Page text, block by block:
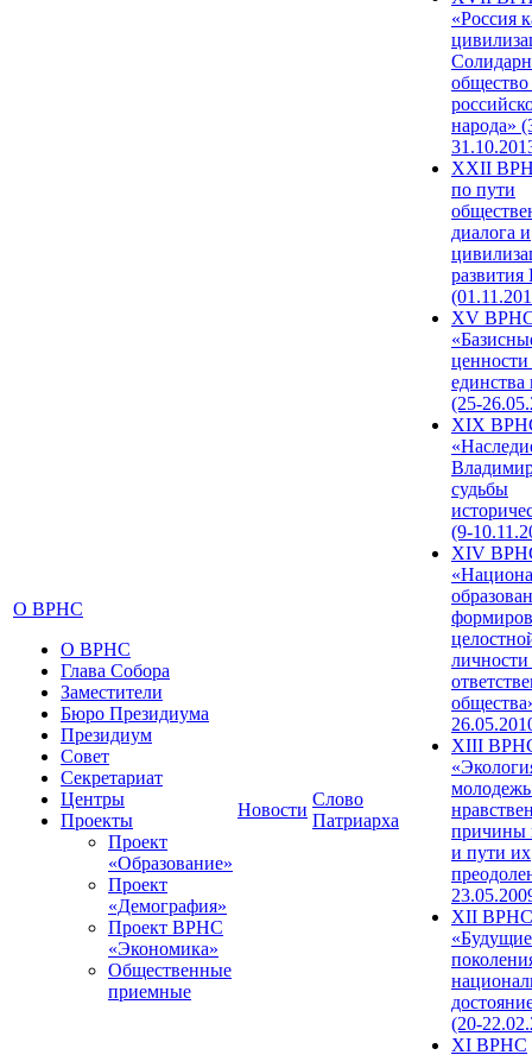
О ВРНС
О ВРНС
Глава Собора
Заместители
Бюро Президиума
Президиум
Совет
Секретариат
Центры
Проекты
Проект
«Образование»
Проект
«Демография»
Проект ВРНС
«Экономика»
Общественные
приемные
Новости
Слово
Патриарха
«Россия
народа»
XXII
по пути
диалога и
развития
XV
единства
(25-
XIX
судьбы
(9-
XIV
XIII
причины
и пути их
XII ВРНС
«Будущие
(20-
XI ВРНС